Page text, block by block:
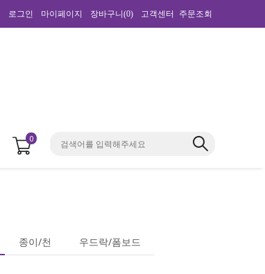
로그인 마이페이지 장바구니(0) 고객센터 주문조회
0
종이/천
우드락/폼보드